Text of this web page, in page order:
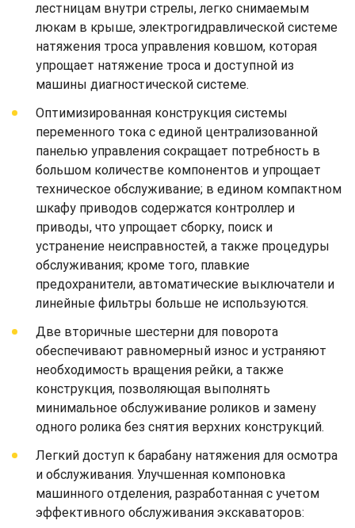
лестницам внутри стрелы, легко снимаемым
люкам в крыше, электрогидравлической системе
натяжения троса управления ковшом, которая
упрощает натяжение троса и доступной из
машины диагностической системе.
Оптимизированная конструкция системы
переменного тока с единой централизованной
панелью управления сокращает потребность в
большом количестве компонентов и упрощает
техническое обслуживание; в едином компактном
шкафу приводов содержатся контроллер и
приводы, что упрощает сборку, поиск и
устранение неисправностей, а также процедуры
обслуживания; кроме того, плавкие
предохранители, автоматические выключатели и
линейные фильтры больше не используются.
Две вторичные шестерни для поворота
обеспечивают равномерный износ и устраняют
необходимость вращения рейки, а также
конструкция, позволяющая выполнять
минимальное обслуживание роликов и замену
одного ролика без снятия верхних конструкций.
Легкий доступ к барабану натяжения для осмотра
и обслуживания. Улучшенная компоновка
машинного отделения, разработанная с учетом
эффективного обслуживания экскаваторов: